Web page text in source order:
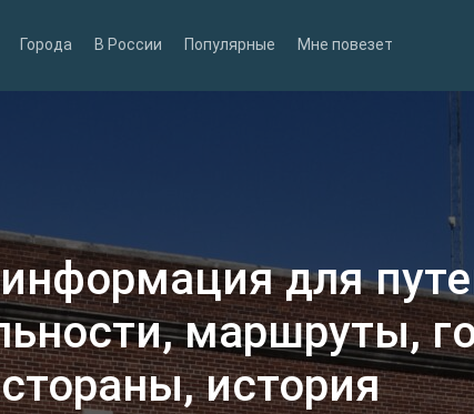
Города В России Популярные Мне повезет
для
маршруты,
история